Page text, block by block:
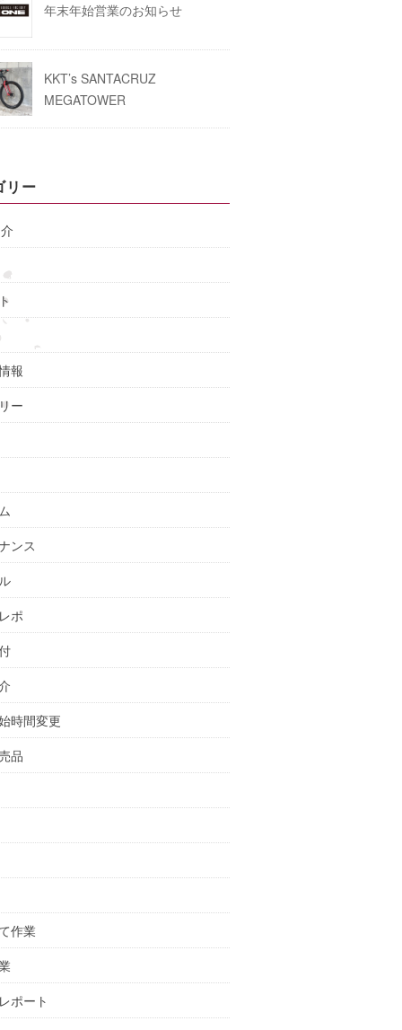
年末年始営業のお知らせ
KKT’s SANTACRUZ
MEGATOWER
リー
報
ー
ンス
ポ
時間変更
品
作業
ポート